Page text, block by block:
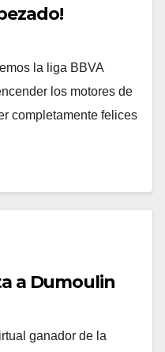
la liga BBVA
los motores de
completamente felices
a Dumoulin
ganador de la